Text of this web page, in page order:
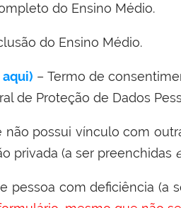
do Ensino Médio.
do Ensino Médio.
aqui) –Termo de
de Proteção de Dados
não possui vínculo com
privada (a ser preenchidas
pessoa com deficiência (a